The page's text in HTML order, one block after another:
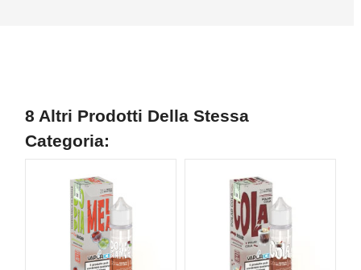
8 Altri Prodotti Della Stessa
Categoria: